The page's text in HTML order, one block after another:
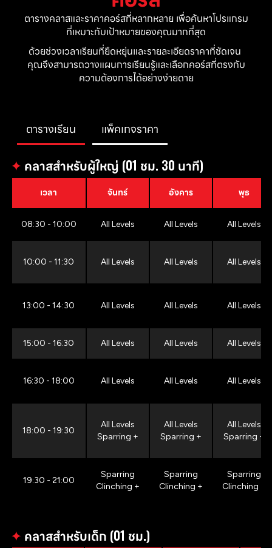
ตารางคลาสและราคาคอร์สที่หลากหลาย เพื่อค้นหาโปรแกรม
ที่เหมาะกับเป้าหมายของคุณมากที่สุด
ด้วยช่วงเวลาเรียนที่ยืดหยุ่นและรายละเอียดราคาที่ชัดเจน
คุณจึงสามารถวางแผนการเรียนรู้และเลือกคอร์สที่ตรงกับ
ความต้องการได้อย่างง่ายดาย
ตารางเรียน แพ็คเกจราคา
✦ คลาสสำหรับผู้ใหญ่ (01 ชม. 30 นาที)
เวลา จันทร์ อังคาร พุธ
08:30 - 10:00 All Levels All Levels All Levels
10:00 - 11:30 All Levels All Levels All Levels
13:00 - 14:30 All Levels All Levels All Levels
15:00 - 16:30 All Levels All Levels All Levels
16:30 - 18:00 All Levels All Levels All Levels
18:00 - 19:30
All Levels
Sparring +
All Levels
Sparring +
All Levels
Sparring +
19:30 - 21:00
Sparring
Clinching +
Sparring
Clinching +
Sparring
Clinching +
✦ คลาสสำหรับเด็ก (01 ชม.)